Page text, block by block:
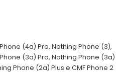
(4a) Pro, Nothing Phone (3),
(3a) Pro, Nothing Phone (3a)
Phone (2a) Plus e CMF Phone 2